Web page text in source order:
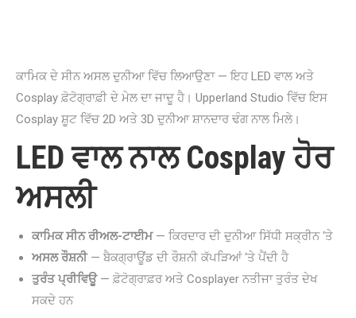
ਕਾਮਿਕ ਦੇ ਸੀਨ ਅਸਲ ਦੁਨੀਆ ਵਿੱਚ ਲਿਆਉਣਾ — ਇਹ LED ਵਾਲ ਅਤੇ
Cosplay ਫ਼ੋਟੋਗ੍ਰਾਫ਼ੀ ਦੇ ਮੇਲ ਦਾ ਜਾਦੂ ਹੈ। Upperland Studio ਵਿੱਚ ਇਸ
Cosplay ਸ਼ੂਟ ਵਿੱਚ 2D ਅਤੇ 3D ਦੁਨੀਆ ਸ਼ਾਨਦਾਰ ਢੰਗ ਨਾਲ ਮਿਲੇ।
LED ਵਾਲ ਨਾਲ Cosplay ਹੋਰ
ਅਸਲੀ
ਕਾਮਿਕ ਸੀਨ ਰੀਅਲ-ਟਾਈਮ— ਕਿਰਦਾਰ ਦੀ ਦੁਨੀਆ ਸਿੱਧੀ ਸਕ੍ਰੀਨ ‘ਤੇ
ਅਸਲ ਰੌਸ਼ਨੀ— ਬੈਕਗ੍ਰਾਊਂਡ ਦੀ ਰੌਸ਼ਨੀ ਕੱਪੜਿਆਂ ‘ਤੇ ਪੈਂਦੀ ਹੈ
ਤੁਰੰਤ ਪ੍ਰੀਵਿਊ— ਫ਼ੋਟੋਗ੍ਰਾਫ਼ਰ ਅਤੇ Cosplayer ਨਤੀਜਾ ਤੁਰੰਤ ਦੇਖ
ਸਕਦੇ ਹਨ